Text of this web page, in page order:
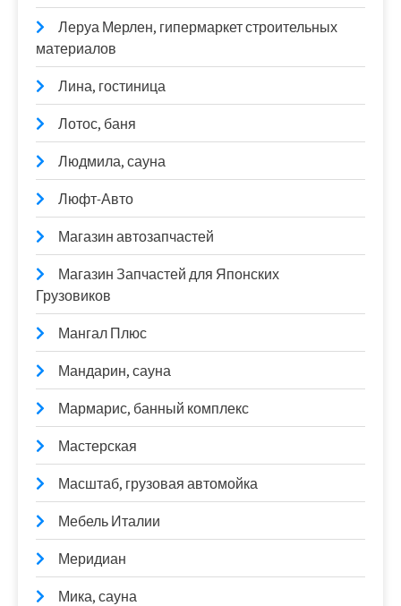
Леруа Мерлен, гипермаркет строительных
материалов
Лина, гостиница
Лотос, баня
Людмила, сауна
Люфт-Авто
Магазин автозапчастей
Магазин Запчастей для Японских
Грузовиков
Мангал Плюс
Мандарин, сауна
Мармарис, банный комплекс
Мастерская
Масштаб, грузовая автомойка
Мебель Италии
Меридиан
Мика, сауна